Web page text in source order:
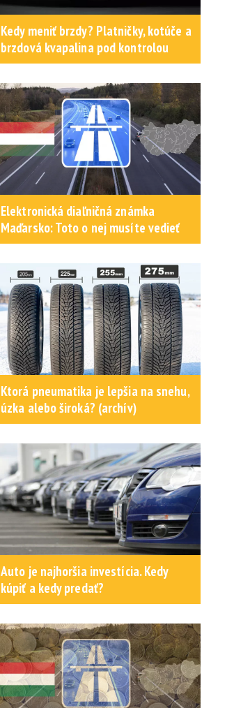
Kedy meniť brzdy? Platničky, kotúče a
brzdová kvapalina pod kontrolou
Elektronická diaľničná známka
Maďarsko: Toto o nej musíte vedieť
Ktorá pneumatika je lepšia na snehu,
úzka alebo široká? (archív)
Auto je najhoršia investícia. Kedy
kúpiť a kedy predať?